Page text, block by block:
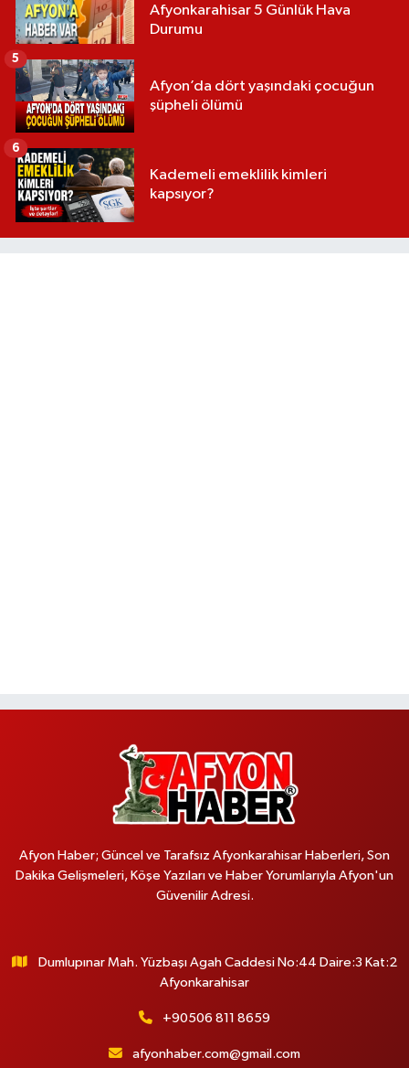
Afyonkarahisar 5 Günlük Hava
Durumu
Afyon’da dört yaşındaki çocuğun
şüpheli ölümü
5
Kademeli emeklilik kimleri
kapsıyor?
6
Afyon Haber; Güncel ve Tarafsız Afyonkarahisar Haberleri, Son
Dakika Gelişmeleri, Köşe Yazıları ve Haber Yorumlarıyla Afyon'un
Güvenilir Adresi.
Dumlupınar Mah. Yüzbaşı Agah Caddesi No:44 Daire:3 Kat:2
Afyonkarahisar
+90506 811 8659
afyonhaber.com@gmail.com